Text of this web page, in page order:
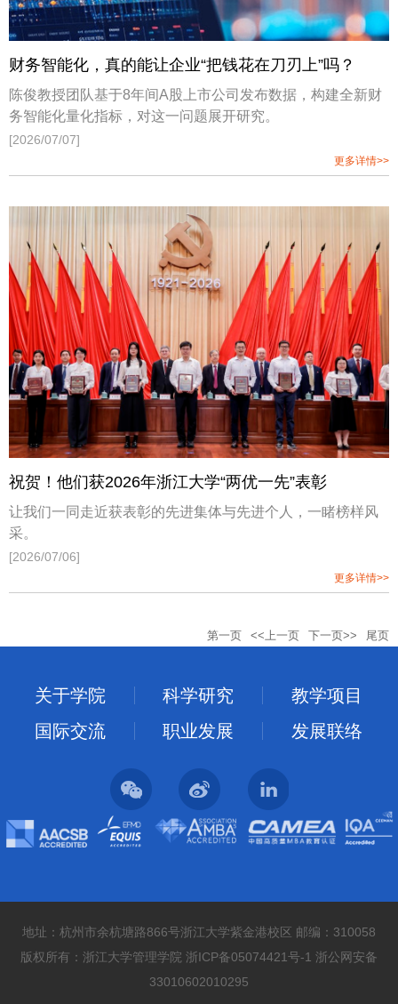
财务智能化，真的能让企业“把钱花在刀刃上”吗？
陈俊教授团队基于8年间A股上市公司发布数据，构建全新财
务智能化量化指标，对这一问题展开研究。
[2026/07/07]
更多详情>>
祝贺！他们获2026年浙江大学“两优一先”表彰
让我们一同走近获表彰的先进集体与先进个人，一睹榜样风
采。
[2026/07/06]
更多详情>>
第一页 <<上一页 下一页>> 尾页
关于学院 科学研究
教学项目
国际交流
职业发展 发展联络
地址：杭州市余杭塘路866号浙江大学紫金港校区 邮编：310058
版权所有：浙江大学管理学院 浙ICP备05074421号-1 浙公网安备
33010602010295